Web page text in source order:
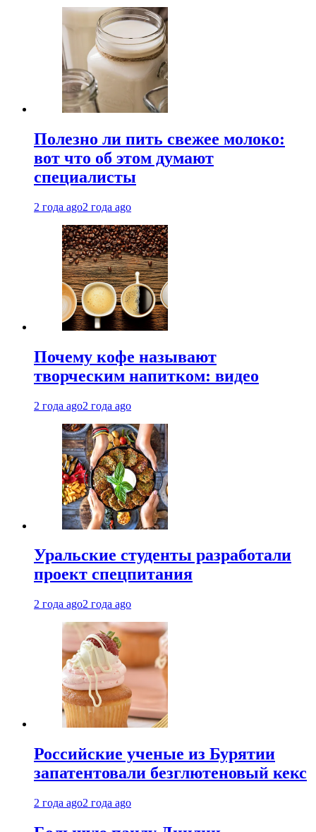
Полезно ли пить свежее молоко:
вот что об этом думают
специалисты
2 года ago2 года ago
Почему кофе называют
творческим напитком: видео
2 года ago2 года ago
Уральские студенты разработали
проект спецпитания
2 года ago2 года ago
Российские ученые из Бурятии
запатентовали безглютеновый кекс
2 года ago2 года ago